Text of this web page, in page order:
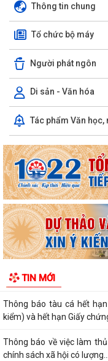
Thông tin chung
Tổ chức bộ máy
Người phát ngôn
Di sản - Văn hóa
Tác phẩm Văn học,
TIN MỚI
ẩm thực số Hải Phòng
Xây dựng Bản đồ Ẩm
đổi số, thanh toán không
Kế hoạch triển khai công
kinh doanh, Hợp tác xã
PHƯỜNG NAM TRIỆU
DÂN PHÒNG CHỐNG
Ủy ban nhân dân thành phố
Thông báo tàu cá hết
kiểm) và hết hạn Giấy
Thông báo về việc làm
chính sách xã hội có lượng...